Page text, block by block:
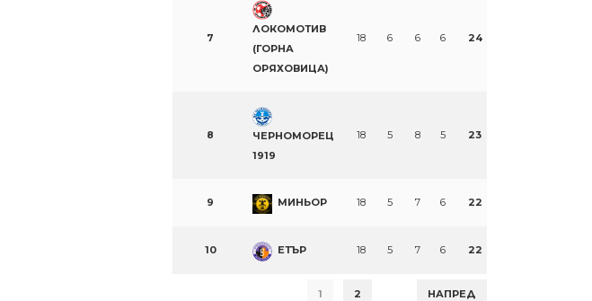
7
ЛОКОМОТИВ
(ГОРНА
ОРЯХОВИЦА)
18 6 6 6 24
8
ЧЕРНОМОРЕЦ
1919
18 5 8 5 23
9 МИНЬОР 18 5 7 6 22
10 ЕТЪР 18 5 7 6 22
1 2 НАПРЕД